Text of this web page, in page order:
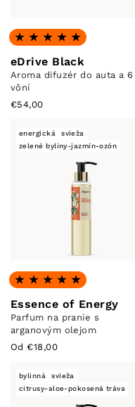
Hodnotenie: 4.91 z 5
eDrive Black
Aroma difuzér do auta a 6
vôní
€54,00
energická
svieža
zelené byliny-jazmín-ozón
Hodnotenie: 4.95 z 5
Essence of Energy
Parfum na pranie s
arganovým olejom
Od €18,00
bylinná
svieža
citrusy-aloe-pokosená tráva